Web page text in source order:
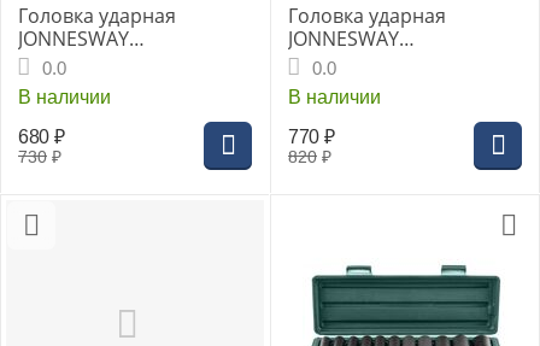
Головка ударная
JONNESWAY
шестигранная 1/2DR"
H10, 78мм
0.0
В наличии
730 ₽
680 ₽
Головка ударная
JONNESWAY
шестигранная 1/2DR"
H14, 78 мм
0.0
В наличии
820 ₽
770 ₽